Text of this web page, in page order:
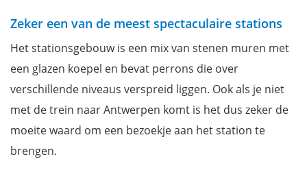
De Plantentuin
Het MAS: Museum Aan de Stroom
Shoppen in Antwerpen: De Meir en veel meer
De Modenatie
Parkeren op linkeroever en de Sint-Annatunnel
Strand van Sint-Anneke
Ga ondergronds in De Ruien
Zeker een van de meest spectaculaire stations
Het stationsgebouw is een mix van stenen muren met
een glazen koepel en bevat perrons die over
verschillende niveaus verspreid liggen. Ook als je niet
met de trein naar Antwerpen komt is het dus zeker de
moeite waard om een bezoekje aan het station te
brengen.